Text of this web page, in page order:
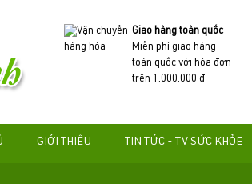
Giao hàng toàn quốc
Miễn phí giao hàng
toàn quốc với hóa đơn
trên 1.000.000 đ
GIỚI THIỆU TIN TỨC - TV SỨC KHỎE